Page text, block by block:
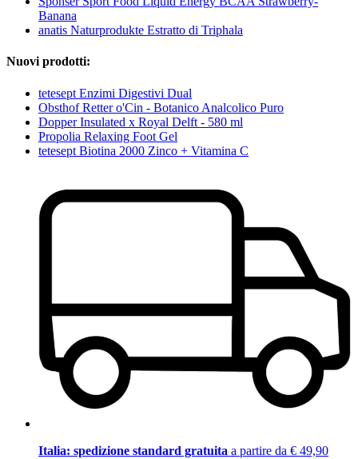
Banana
anatis Naturprodukte Estratto di Triphala
Nuovi prodotti:
tetesept Enzimi Digestivi Dual
Obsthof Retter o'Cin - Botanico Analcolico Puro
Dopper Insulated x Royal Delft - 580 ml
Propolia Relaxing Foot Gel
tetesept Biotina 2000 Zinco + Vitamina C
Italia: spedizione standard gratuita a partire da € 49,90